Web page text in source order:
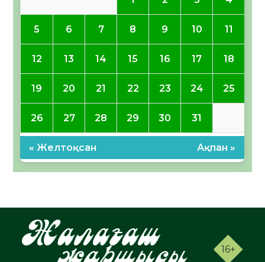
5 6 7 8 9 10 11
12 13 14 15 16 17 18
19 20 21 22 23 24 25
26 27 28 29 30 31
« Желтоқсан Ақпан »
16+